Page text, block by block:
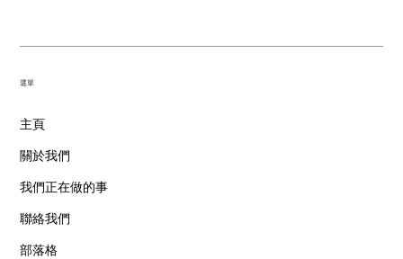
主頁
關於我們
我們正在做的事
聯絡我們
部落格
​選單